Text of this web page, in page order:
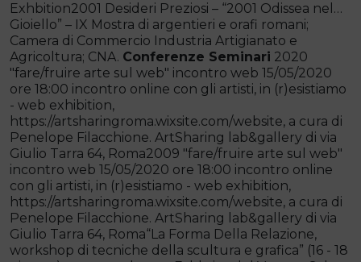
Exhbition2001 Desideri Preziosi – “2001 Odissea nel…
Gioiello” – IX Mostra di argentieri e orafi romani;
Camera di Commercio Industria Artigianato e
Agricoltura; CNA. Conferenze Seminari 2020
"fare/fruire arte sul web" incontro web 15/05/2020
ore 18:00 incontro online con gli artisti, in (r)esistiamo
- web exhibition,
https://artsharingroma.wixsite.com/website, a cura di
Penelope Filacchione. ArtSharing lab&gallery di via
Giulio Tarra 64, Roma2009 "fare/fruire arte sul web"
incontro web 15/05/2020 ore 18:00 incontro online
con gli artisti, in (r)esistiamo - web exhibition,
https://artsharingroma.wixsite.com/website, a cura di
Penelope Filacchione. ArtSharing lab&gallery di via
Giulio Tarra 64, Roma“La Forma Della Relazione,
workshop di tecniche della scultura e grafica” (16 - 18